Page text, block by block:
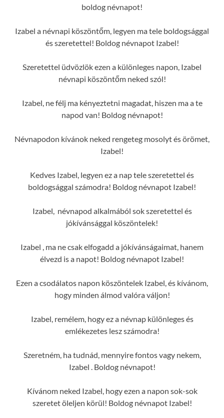
boldog névnapot!
Izabel a névnapi köszöntőm, legyen ma tele boldogsággal
és szeretettel! Boldog névnapot Izabel!
Szeretettel üdvözlök ezen a különleges napon, Izabel
névnapi köszöntőm neked szól!
Izabel, ne félj ma kényeztetni magadat, hiszen ma a te
napod van! Boldog névnapot!
Névnapodon kívánok neked rengeteg mosolyt és örömet,
Izabel!
Kedves Izabel, legyen ez a nap tele szeretettel és
boldogsággal számodra! Boldog névnapot Izabel!
Izabel, névnapod alkalmából sok szeretettel és
jókívánsággal köszöntelek!
Izabel , ma ne csak elfogadd a jókívánságaimat, hanem
élvezd is a napot! Boldog névnapot Izabel!
Ezen a csodálatos napon köszöntelek Izabel, és kívánom,
hogy minden álmod valóra váljon!
Izabel, remélem, hogy ez a névnap különleges és
emlékezetes lesz számodra!
Szeretném, ha tudnád, mennyire fontos vagy nekem,
Izabel . Boldog névnapot!
Kívánom neked Izabel, hogy ezen a napon sok-sok
szeretet öleljen körül! Boldog névnapot Izabel!